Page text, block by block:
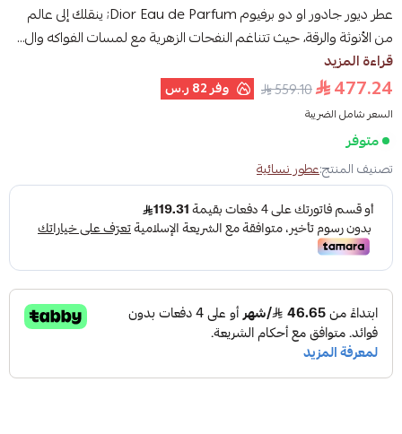
عطر ديور جادور او دو برفيوم Dior Eau de Parfum; ينقلك إلى عالم
من الأنوثة والرقة، حيث تتناغم النفحات الزهرية مع لمسات الفواكه وال...
قراءة المزيد
477.24
559.10 وفر82 ر.س
السعر شامل الضريبة
متوفر
تصنيف المنتج:عطور نسائية